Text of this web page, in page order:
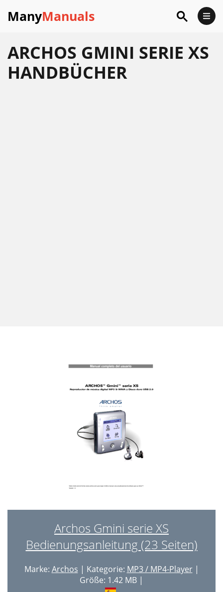
ManyManuals
ARCHOS GMINI SERIE XS
HANDBÜCHER
Archos Gmini serie XS
Bedienungsanleitung (23 Seiten)
Marke: Archos | Kategorie: MP3 / MP4-Player|
Größe: 1.42 MB |